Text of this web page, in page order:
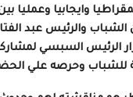
وايجابيا وعمليا
الشباب والرئيس عبد
الرئيس السبسي
للشباب وحرصه علي